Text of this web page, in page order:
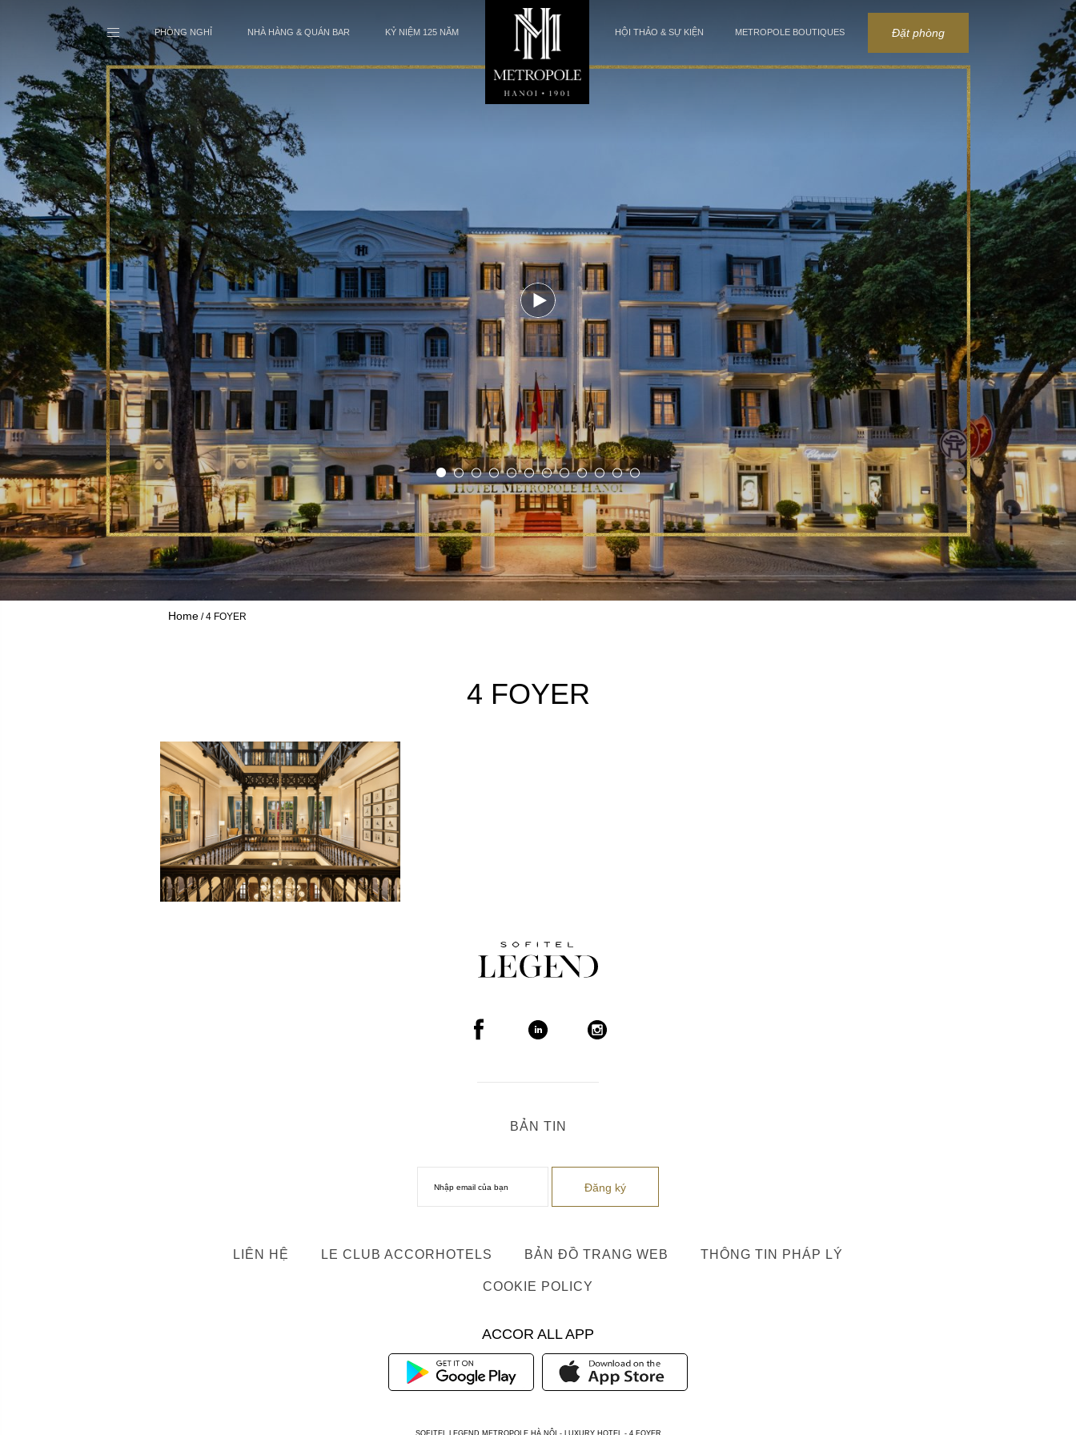
Đặt phòng
PHÒNG NGHỈ NHÀ HÀNG & QUÁN BAR KỶ NIỆM 125 NĂM HỘI THẢO & SỰ KIỆN METROPOLE BOUTIQUES
Home 4 FOYER
4 FOYER
BẢN TIN
LIÊN HỆ LE CLUB ACCORHOTELS BẢN ĐỒ TRANG WEB THÔNG TIN PHÁP LÝ
COOKIE POLICY
ACCOR ALL APP
SOFITEL LEGEND METROPOLE HÀ NỘI - LUXURY HOTEL - 4 FOYER